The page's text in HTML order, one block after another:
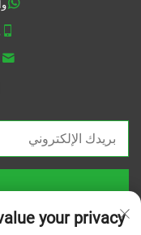
your privacy